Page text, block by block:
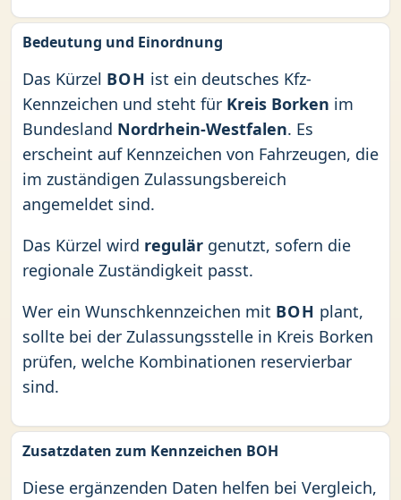
Bedeutung und Einordnung
Das Kürzel BOH ist ein deutsches Kfz-
Kennzeichen und steht für Kreis Borken im
Bundesland Nordrhein-Westfalen. Es
erscheint auf Kennzeichen von Fahrzeugen, die
im zuständigen Zulassungsbereich
angemeldet sind.
Das Kürzel wird regulär genutzt, sofern die
regionale Zuständigkeit passt.
Wer ein Wunschkennzeichen mit BOH plant,
sollte bei der Zulassungsstelle in Kreis Borken
prüfen, welche Kombinationen reservierbar
sind.
Zusatzdaten zum Kennzeichen BOH
Diese ergänzenden Daten helfen bei Vergleich,